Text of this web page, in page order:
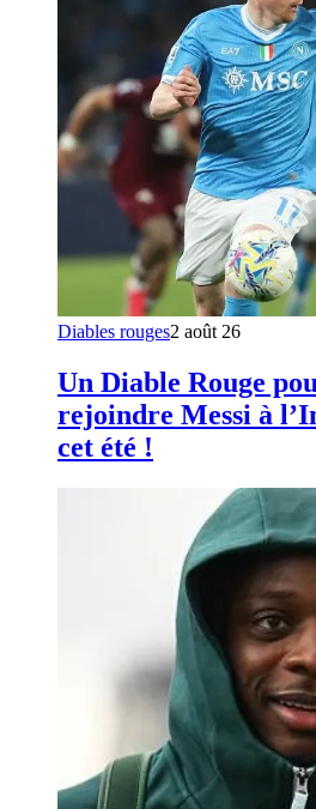
Diables rouges2 août 26
Un Diable Rouge
rejoindre Messi à
cet été !